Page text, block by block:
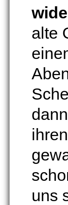
alte
uns